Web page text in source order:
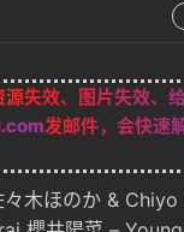
源失效、图片失效、
发邮件，会快速
木ほのか &